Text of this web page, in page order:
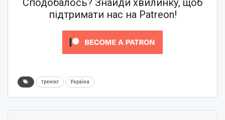
підтримати нас на Patreon!
тренінг Україна